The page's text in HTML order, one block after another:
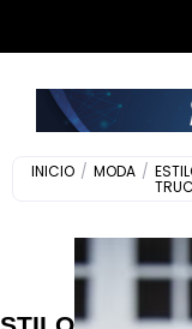
INICIO / MODA /